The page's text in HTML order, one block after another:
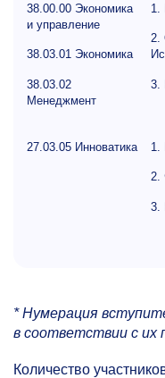
38.00.00 Экономика
и управление
38.03.01 Экономика
38.03.02
Менеджмент
1.
2.
3.
27.03.05 Инноватика 1.
2.
3.
* Нумерация
в соответствии с
Количество